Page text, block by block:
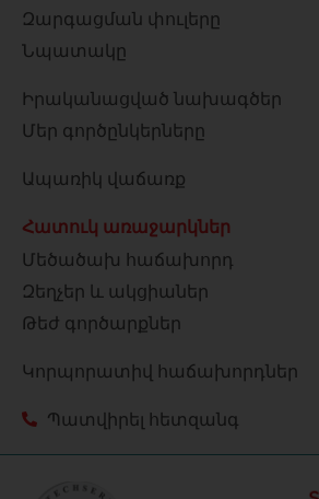
Զարգացման փուլերը
Նպատակը
Իրականացված նախագծեր
Մեր գործընկերները
Ապառիկ վաճառք
Հատուկ առաջարկներ
Մեծածախ հաճախորդ
Զեղչեր և ակցիաներ
Թեժ գործարքներ
Կորպորատիվ հաճախորդներ
Պատվիրել հետզանգ